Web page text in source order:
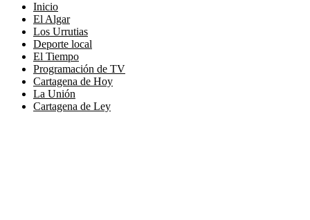
Inicio
El Algar
Los Urrutias
Deporte local
El Tiempo
Programación de TV
Cartagena de Hoy
La Unión
Cartagena de Ley